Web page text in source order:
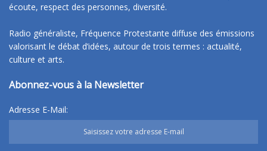
écoute, respect des personnes, diversité.
Radio généraliste, Fréquence Protestante diffuse des émissions
valorisant le débat d’idées, autour de trois termes : actualité,
culture et arts.
Abonnez-vous à la Newsletter
Adresse E-Mail: